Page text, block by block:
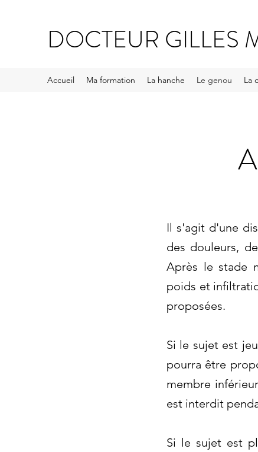
DOCTEUR GILLES
Accueil Ma formation La hanche Le genou La
Il s'agit d'une
des douleurs,
Après le stade
poids et
proposées.
Si le sujet est
pourra être
membre
est interdit
Si le sujet est